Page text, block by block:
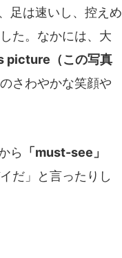
足は速いし、控えめ
た。なかには、大
picture（この写真
さわやかな笑顔や
ら
「must-see」
だ」と言ったりし